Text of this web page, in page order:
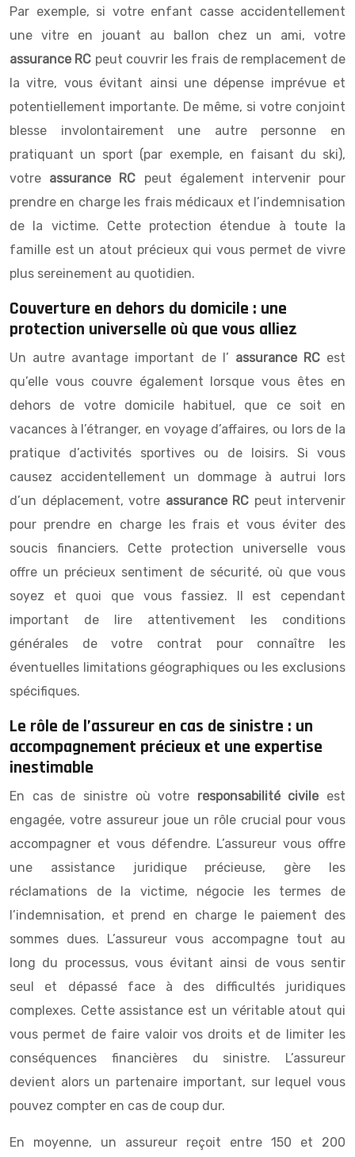
Par exemple, si votre enfant casse accidentellement
une vitre en jouant au ballon chez un ami, votre
assurance RC peut couvrir les frais de remplacement de
la vitre, vous évitant ainsi une dépense imprévue et
potentiellement importante. De même, si votre conjoint
blesse involontairement une autre personne en
pratiquant un sport (par exemple, en faisant du ski),
votre assurance RC peut également intervenir pour
prendre en charge les frais médicaux et l’indemnisation
de la victime. Cette protection étendue à toute la
famille est un atout précieux qui vous permet de vivre
plus sereinement au quotidien.
Couverture en dehors du domicile : une
protection universelle où que vous alliez
Un autre avantage important de l’ assurance RC est
qu’elle vous couvre également lorsque vous êtes en
dehors de votre domicile habituel, que ce soit en
vacances à l’étranger, en voyage d’affaires, ou lors de la
pratique d’activités sportives ou de loisirs. Si vous
causez accidentellement un dommage à autrui lors
d’un déplacement, votre assurance RC peut intervenir
pour prendre en charge les frais et vous éviter des
soucis financiers. Cette protection universelle vous
offre un précieux sentiment de sécurité, où que vous
soyez et quoi que vous fassiez. Il est cependant
important de lire attentivement les conditions
générales de votre contrat pour connaître les
éventuelles limitations géographiques ou les exclusions
spécifiques.
Le rôle de l’assureur en cas de sinistre : un
accompagnement précieux et une expertise
inestimable
En cas de sinistre où votre responsabilité civile est
engagée, votre assureur joue un rôle crucial pour vous
accompagner et vous défendre. L’assureur vous offre
une assistance juridique précieuse, gère les
réclamations de la victime, négocie les termes de
l’indemnisation, et prend en charge le paiement des
sommes dues. L’assureur vous accompagne tout au
long du processus, vous évitant ainsi de vous sentir
seul et dépassé face à des difficultés juridiques
complexes. Cette assistance est un véritable atout qui
vous permet de faire valoir vos droits et de limiter les
conséquences financières du sinistre. L’assureur
devient alors un partenaire important, sur lequel vous
pouvez compter en cas de coup dur.
En moyenne, un assureur reçoit entre 150 et 200